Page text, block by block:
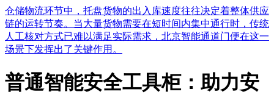
仓储物流环节中，托盘货物的出入库速度往往决定着整体供应
链的运转节奏。当大量货物需要在短时间内集中通行时，传统
人工核对方式已难以满足实际需求，北京智能通道门便在这一
场景下发挥出了关键作用。
普通智能安全工具柜：助力安